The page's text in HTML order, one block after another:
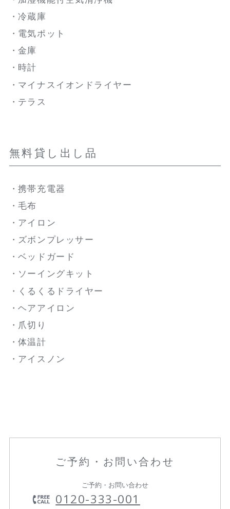
冷蔵庫
電気ポット
金庫
時計
マイナスイオンドライヤー
テラス
無料貸し出し品
携帯充電器
毛布
アイロン
ズボンプレッサー
ベッドガード
ソーイングキット
くるくるドライヤー
ヘアアイロン
爪切り
体温計
アイスノン
ご予約・お問い合わせ
ご予約・お問い合わせ
0120-333-001